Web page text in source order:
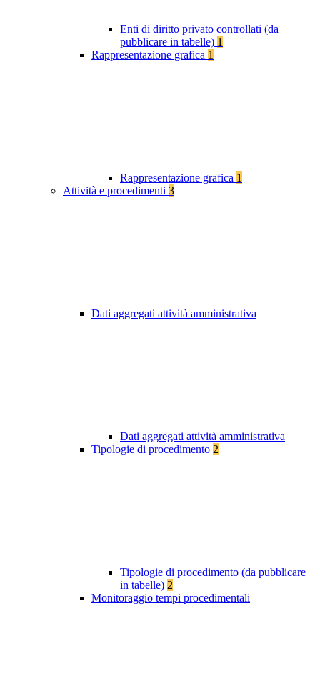
Enti di diritto privato controllati (da
pubblicare in tabelle) 1
Rappresentazione grafica 1
Rappresentazione grafica 1
Attività e procedimenti 3
Dati aggregati attività amministrativa
Dati aggregati attività amministrativa
Tipologie di procedimento 2
Tipologie di procedimento (da pubblicare
in tabelle) 2
Monitoraggio tempi procedimentali